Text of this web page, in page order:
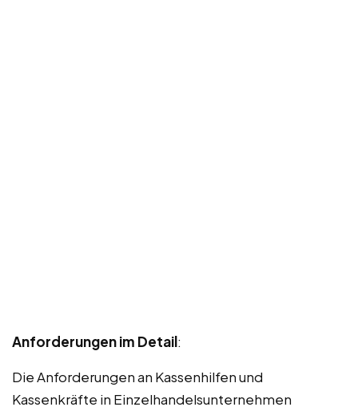
Anforderungen im Detail:
Die Anforderungen an Kassenhilfen und
Kassenkräfte in Einzelhandelsunternehmen